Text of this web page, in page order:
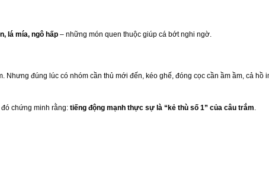
lá mía, ngô hấp– những món quen thuộc giúp cá bớt nghi ngờ.
đúng lúc có nhóm cần thủ mới đến, kéo ghế, đóng cọc cần ầm ầm, cả hồ
chứng minh rằng: tiếng động mạnh thực sự là “kẻ thù số 1” của câu trắm